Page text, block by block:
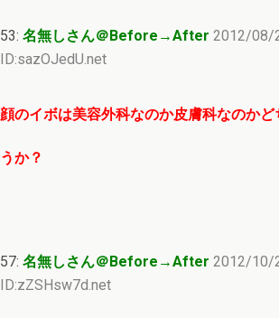
53: 名無しさん＠Before→After 2012/08/
ID:sazOJedU.net
顔のイボは美容外科なのか皮膚科なのかど
うか？
57: 名無しさん＠Before→After 2012/10/
ID:zZSHsw7d.net